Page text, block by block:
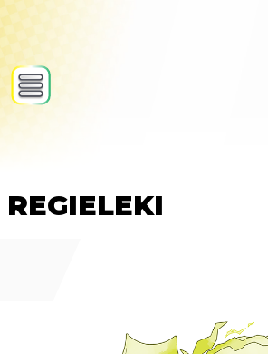
REGIELEKI